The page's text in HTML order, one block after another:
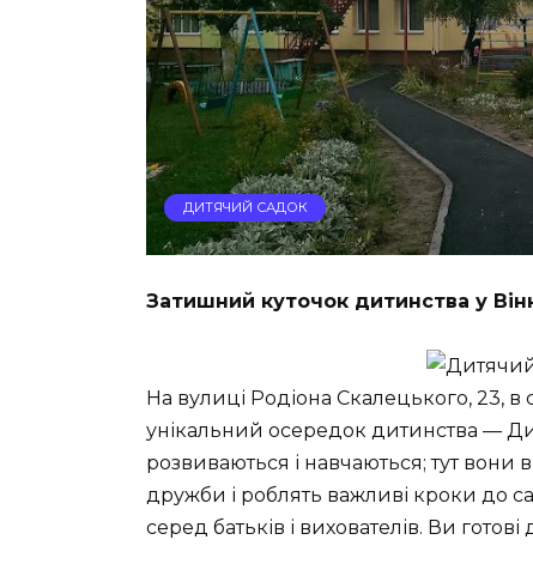
ДИТЯЧИЙ САДОК
Затишний куточок дитинства у
На вулиці Родіона Скалецького, 23,
унікальний осередок дитинства —
розвиваються і навчаються; тут вони
дружби і роблять важливі кроки до
серед батьків і вихователів. Ви